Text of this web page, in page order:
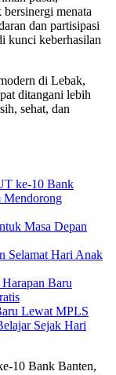
menata
dan partisipasi
kunci keberhasilan
di Lebak,
ditangani lebih
sehat, dan
ke-10 Bank
Mendorong
Masa Depan
Selamat Hari Anak
Baru
Lewat MPLS
Sejak Hari